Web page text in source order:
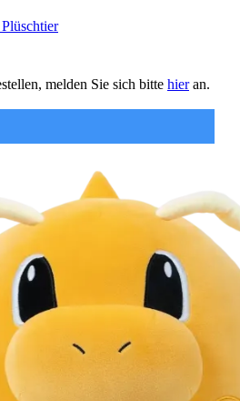
Plüschtier
melden Sie sich bitte hieran.